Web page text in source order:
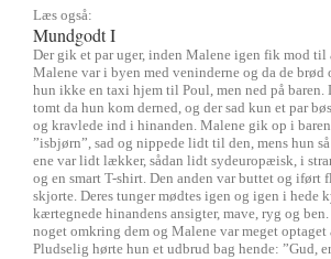
Læs også:
Mundgodt I
Der gik et par uger, inden Malene igen fik mod til
Malene var i byen med veninderne og da de brød
hun ikke en taxi hjem til Poul, men ned på baren.
tomt da hun kom derned, og der sad kun et par
og kravlede ind i hinanden. Malene gik op i
”isbjørn”, sad og nippede lidt til den, mens hun
ene var lidt lækker, sådan lidt sydeuropæisk, i
og en smart T-shirt. Den anden var buttet og iført
skjorte. Deres tunger mødtes igen og igen i hede
kærtegnede hinandens ansigter, mave, ryg og
noget omkring dem og Malene var meget optaget
Pludselig hørte hun et udbrud bag hende: ”Gud,